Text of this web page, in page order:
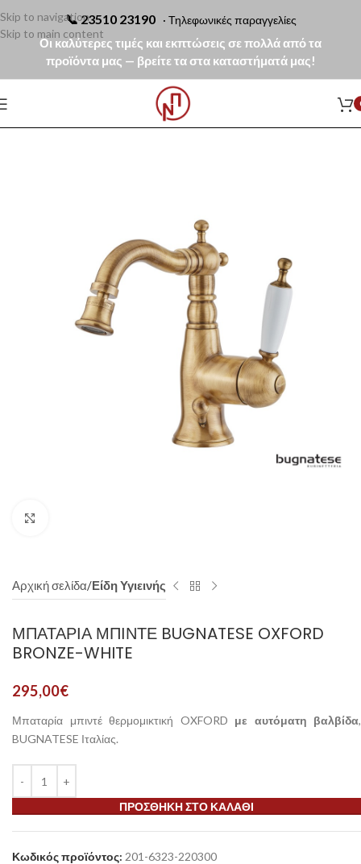
📞23510 23190 · Τηλεφωνικές παραγγελίες
Οι καλύτερες τιμές και εκπτώσεις σε πολλά από τα
προϊόντα μας — βρείτε τα στα καταστήματά μας!
Skip to navigation
Skip to main content
Αρχική σελίδα Είδη Υγιεινής
ΜΠΑΤΑΡΊΑ ΜΠΙΝΤΈ BUGNATESE OXFORD
BRONZE-WHITE
295,00€
Μπαταρία μπιντέ θερμομικτική OXFORD με αυτόματη βαλβίδα,
BUGNATESE Ιταλίας.
ΠΡΟΣΘΉΚΗ ΣΤΟ ΚΑΛΆΘΙ
Κωδικός προϊόντος: 201-6323-220300